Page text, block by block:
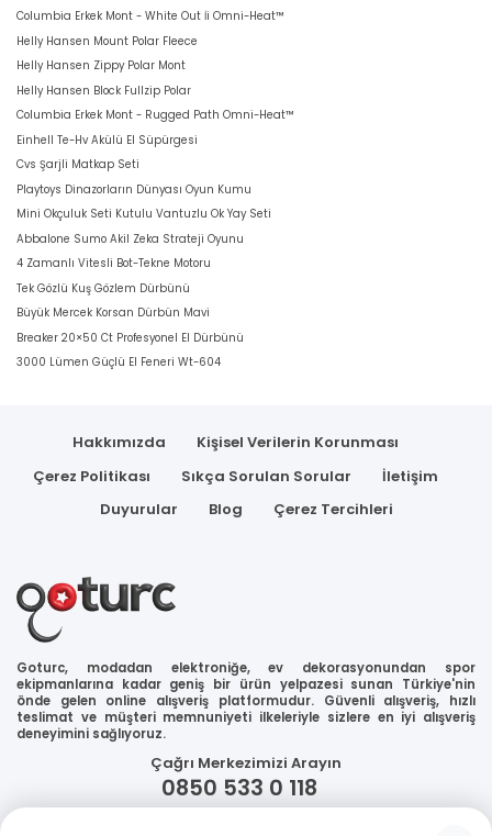
Columbia Erkek Mont - White Out İi Omni-Heat™
Helly Hansen Mount Polar Fleece
Helly Hansen Zippy Polar Mont
Helly Hansen Block Fullzip Polar
Columbia Erkek Mont - Rugged Path Omni-Heat™
Einhell Te-Hv Akülü El Süpürgesi
Cvs Şarjli Matkap Seti
Playtoys Dinazorların Dünyası Oyun Kumu
Mini Okçuluk Seti Kutulu Vantuzlu Ok Yay Seti
Abbalone Sumo Akil Zeka Strateji Oyunu
4 Zamanlı Vitesli Bot-Tekne Motoru
Tek Gözlü Kuş Gözlem Dürbünü
Büyük Mercek Korsan Dürbün Mavi
Breaker 20×50 Ct Profesyonel El Dürbünü
3000 Lümen Güçlü El Feneri Wt-604
Hakkımızda
Kişisel Verilerin Korunması
Çerez Politikası
Sıkça Sorulan Sorular
İletişim
Duyurular
Blog Çerez Tercihleri
Goturc, modadan elektroniğe, ev dekorasyonundan spor
ekipmanlarına kadar geniş bir ürün yelpazesi sunan Türkiye'nin
önde gelen online alışveriş platformudur. Güvenli alışveriş, hızlı
teslimat ve müşteri memnuniyeti ilkeleriyle sizlere en iyi alışveriş
deneyimini sağlıyoruz.
Çağrı Merkezimizi Arayın
0850 533 0 118